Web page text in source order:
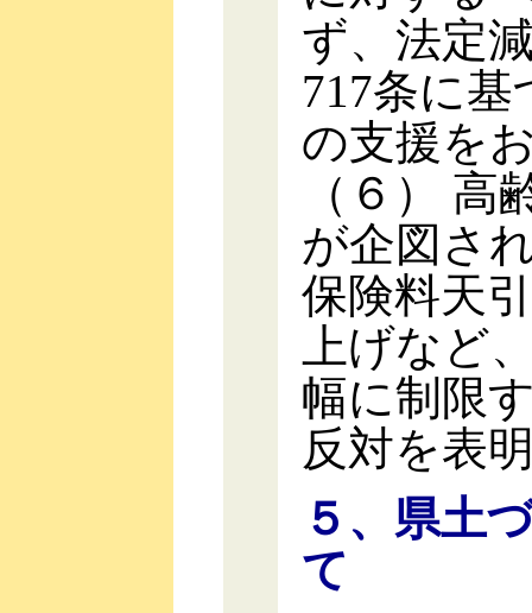
ず、法定
717条に
の支援を
（６） 高
が企図さ
保険料天
上げなど
幅に制限
反対を表
５、県土
て